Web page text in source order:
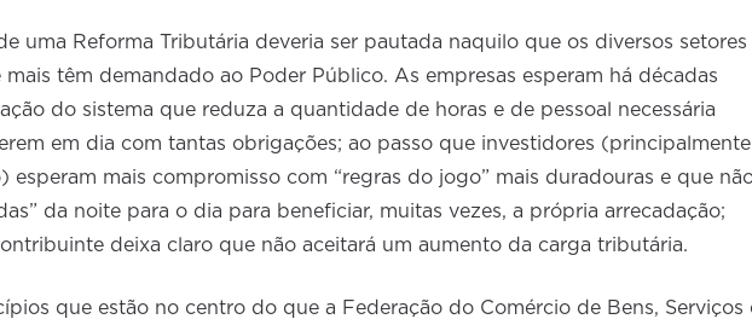
uma Reforma Tributária deveria ser pautada naquilo que os diversos setores
mais têm demandado ao Poder Público. As empresas esperam há décadas
do sistema que reduza a quantidade de horas e de pessoal necessária
em dia com tantas obrigações; ao passo que investidores (principalmente
esperam mais compromisso com “regras do jogo” mais duradouras e que
da noite para o dia para beneficiar, muitas vezes, a própria arrecadação;
deixa claro que não aceitará um aumento da carga tributária.
que estão no centro do que a Federação do Comércio de Bens, Serviços